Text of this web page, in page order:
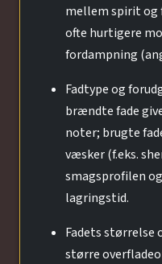
mellem spirit og
ofte hurtigere
fordampning
Fadtype og
brændte fade
noter; brugte
væsker (f.eks.
smagsprofilen
lagringstid.
Fadets størrelse
større